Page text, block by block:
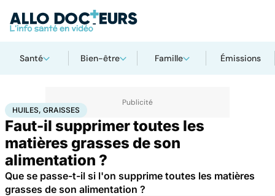
Santé Bien-être Famille Émissions
AccueilSantéHuiles, Graisses
HUILES, GRAISSES
Faut-il supprimer toutes les
matières grasses de son
alimentation ?
Que se passe-t-il si l'on supprime toutes les matières
grasses de son alimentation ?